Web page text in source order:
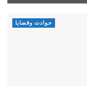
حوادث وقضايا